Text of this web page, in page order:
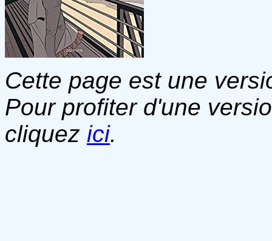
Cette page est une
Pour profiter d'une
cliquez ici.